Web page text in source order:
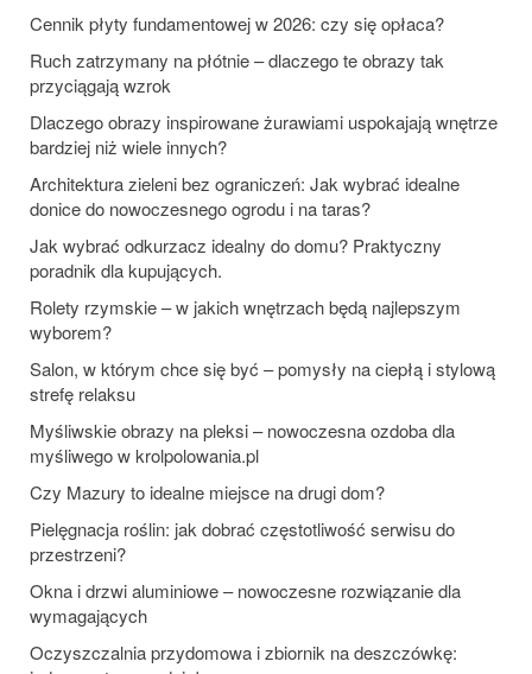
Cennik płyty fundamentowej w 2026: czy się opłaca?
Ruch zatrzymany na płótnie – dlaczego te obrazy tak
przyciągają wzrok
Dlaczego obrazy inspirowane żurawiami uspokajają wnętrze
bardziej niż wiele innych?
Architektura zieleni bez ograniczeń: Jak wybrać idealne
donice do nowoczesnego ogrodu i na taras?
Jak wybrać odkurzacz idealny do domu? Praktyczny
poradnik dla kupujących.
Rolety rzymskie – w jakich wnętrzach będą najlepszym
wyborem?
Salon, w którym chce się być – pomysły na ciepłą i stylową
strefę relaksu
Myśliwskie obrazy na pleksi – nowoczesna ozdoba dla
myśliwego w krolpolowania.pl
Czy Mazury to idealne miejsce na drugi dom?
Pielęgnacja roślin: jak dobrać częstotliwość serwisu do
przestrzeni?
Okna i drzwi aluminiowe – nowoczesne rozwiązanie dla
wymagających
Oczyszczalnia przydomowa i zbiornik na deszczówkę: